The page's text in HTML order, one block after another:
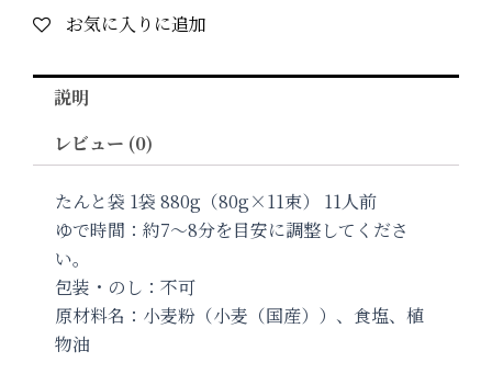
粉
仕
手
ん
袋
KU-
880G
お気に入りに追加
説明
レビュー (0)
たんと袋 1袋 880g（80g×11束） 11人前
ゆで時間：約7〜8分を目安に調整してくださ
い。
包装・のし：不可
原材料名：小麦粉（小麦（国産））、食塩、植
物油